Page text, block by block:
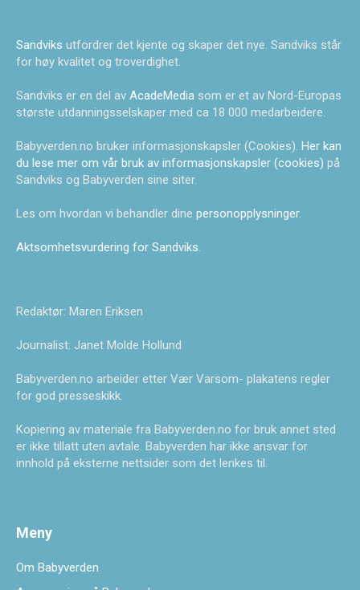
Sandviks utfordrer det kjente og skaper det nye. Sandviks står
for høy kvalitet og troverdighet.
Sandviks er en del av AcadeMedia som er et av Nord-Europas
største utdanningsselskaper med ca 18 000 medarbeidere.
Babyverden.no bruker informasjonskapsler (Cookies). Her kan
du lese mer om vår bruk av informasjonskapsler (cookies) på
Sandviks og Babyverden sine siter.
Les om hvordan vi behandler dine personopplysninger.
Aktsomhetsvurdering for Sandviks
Redaktør: Maren Eriksen
Journalist: Janet Molde Hollund
Babyverden.no arbeider etter Vær Varsom- plakatens regler
for god presseskikk.
Kopiering av materiale fra Babyverden.no for bruk annet sted
er ikke tillatt uten avtale. Babyverden har ikke ansvar for
innhold på eksterne nettsider som det lenkes til.
Meny
Om Babyverden